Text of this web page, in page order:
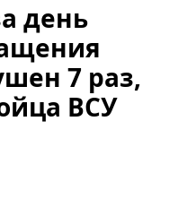
день
7 раз,
ВСУ